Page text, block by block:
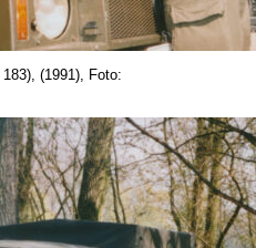
(1991), Foto: